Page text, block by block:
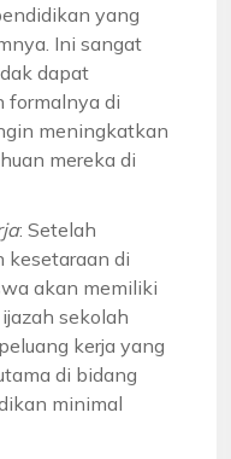
yang
Ini sangat
dapat
formalnya di
meningkatkan
mereka di
: Setelah
kesetaraan di
akan memiliki
sekolah
kerja yang
di bidang
minimal